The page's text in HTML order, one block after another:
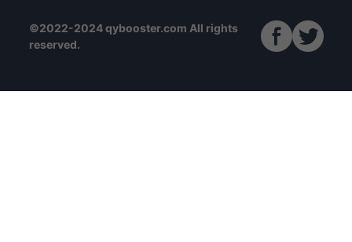
©2022-2024 qybooster.com All rights
reserved.